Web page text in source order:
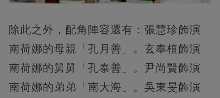
除此之外，配角陣容還有：張慧珍飾演
南荷娜的母親「孔月善」。玄奉植飾演
南荷娜的舅舅「孔泰善」。尹尚賢飾演
南荷娜的弟弟「南大海」。吳東旻飾演